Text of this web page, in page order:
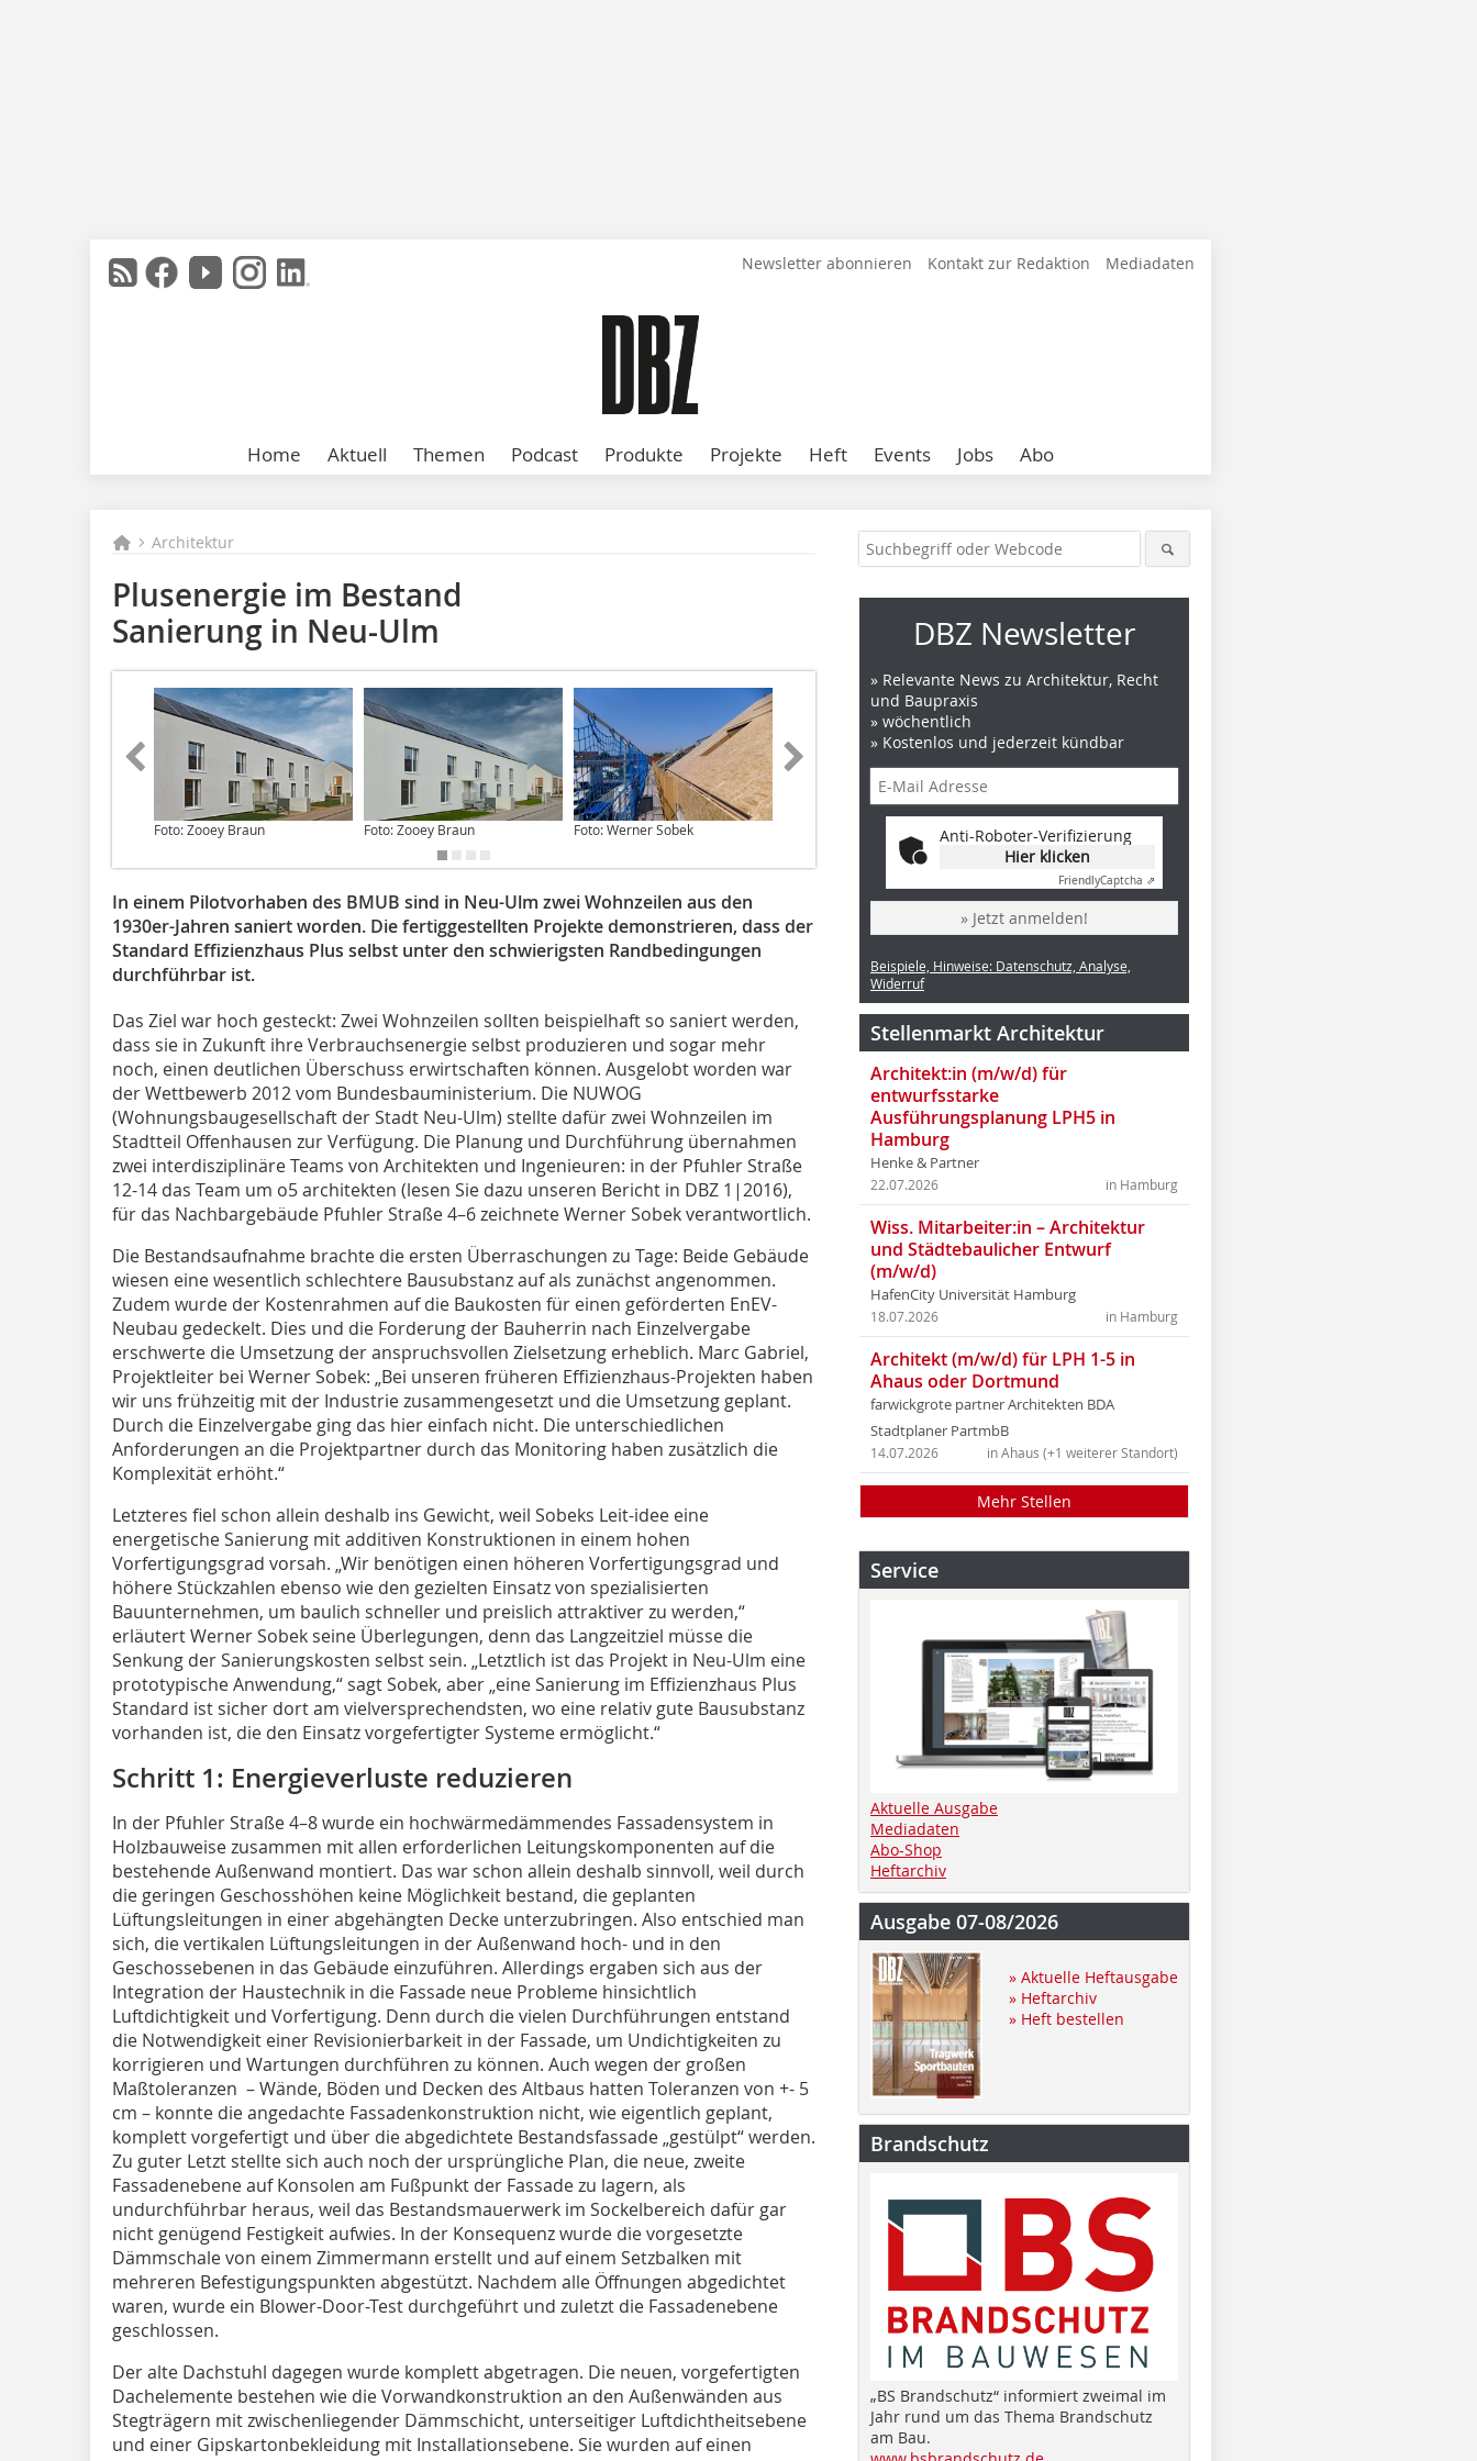
Newsletter abonnieren Kontakt zur Redaktion Mediadaten
Home Aktuell Themen Podcast Produkte Projekte Heft Events Jobs Abo
Architektur
Plusenergie im Bestand
Sanierung in Neu-Ulm
Foto: Zooey Braun Foto: Zooey Braun Foto: Werner Sobek Foto: Thomas Wieckhorst
In einem Pilotvorhaben des BMUB sind in Neu-Ulm zwei Wohnzeilen aus den
1930er-Jahren saniert worden. Die fertiggestellten Projekte demonstrieren, dass der
Standard Effizienzhaus Plus selbst unter den schwierigsten Randbedingungen
durchführbar ist.
Das Ziel war hoch gesteckt: Zwei Wohnzeilen sollten beispielhaft so saniert werden,
dass sie in Zukunft ihre Verbrauchsenergie selbst produzieren und sogar mehr
noch, einen deutlichen Überschuss erwirtschaften können. Ausgelobt worden war
der Wettbewerb 2012 vom Bundesbauministerium. Die NUWOG
(Wohnungsbaugesellschaft der Stadt Neu-Ulm) stellte dafür zwei Wohnzeilen im
Stadtteil Offenhausen zur Verfügung. Die Planung und Durchführung übernahmen
zwei interdisziplinäre Teams von Architekten und Ingenieuren: in der Pfuhler Straße
12-14 das Team um o5 architekten (lesen Sie dazu unseren Bericht in DBZ 1|2016),
für das Nachbargebäude Pfuhler Straße 4–6 zeichnete Werner Sobek verantwortlich.
Die Bestandsaufnahme brachte die ersten Überraschungen zu Tage: Beide Gebäude
wiesen eine wesentlich schlechtere Bausubstanz auf als zunächst angenommen.
Zudem wurde der Kostenrahmen auf die Baukosten für einen geförderten EnEV-
Neubau gedeckelt. Dies und die Forderung der Bauherrin nach Einzelvergabe
erschwerte die Umsetzung der anspruchsvollen Zielsetzung erheblich. Marc Gabriel,
Projektleiter bei Werner Sobek: „Bei unseren früheren Effizienzhaus-Projekten haben
wir uns frühzeitig mit der Industrie zusammengesetzt und die Umsetzung geplant.
Durch die Einzelvergabe ging das hier einfach nicht. Die unterschiedlichen
Anforderungen an die Projektpartner durch das Monitoring haben zusätzlich die
Komplexität erhöht.“
Letzteres fiel schon allein deshalb ins Gewicht, weil Sobeks Leit-idee eine
energetische Sanierung mit additiven Konstruktionen in einem hohen
Vorfertigungsgrad vorsah. „Wir benötigen einen höheren Vorfertigungsgrad und
höhere Stückzahlen ebenso wie den gezielten Einsatz von spezialisierten
Bauunternehmen, um baulich schneller und preislich attraktiver zu werden,“
erläutert Werner Sobek seine Überlegungen, denn das Langzeitziel müsse die
Senkung der Sanierungskosten selbst sein. „Letztlich ist das Projekt in Neu-Ulm eine
prototypische Anwendung,“ sagt Sobek, aber „eine Sanierung im Effizienzhaus Plus
Standard ist sicher dort am vielversprechendsten, wo eine relativ gute Bausubstanz
vorhanden ist, die den Einsatz vorgefertigter Systeme ermöglicht.“
Schritt 1: Energieverluste reduzieren
In der Pfuhler Straße 4–8 wurde ein hochwärmedämmendes Fassadensystem in
Holzbauweise zusammen mit allen erforderlichen Leitungskomponenten auf die
bestehende Außenwand montiert. Das war schon allein deshalb sinnvoll, weil durch
die geringen Geschosshöhen keine Möglichkeit bestand, die geplanten
Lüftungsleitungen in einer abgehängten Decke unterzubringen. Also entschied man
sich, die vertikalen Lüftungsleitungen in der Außenwand hoch- und in den
Geschossebenen in das Gebäude einzuführen. Allerdings ergaben sich aus der
Integration der Haustechnik in die Fassade neue Probleme hinsichtlich
Luftdichtigkeit und Vorfertigung. Denn durch die vielen Durchführungen entstand
die Notwendigkeit einer Revisionierbarkeit in der Fassade, um Undichtigkeiten zu
korrigieren und Wartungen durchführen zu können. Auch wegen der großen
Maßtoleranzen – Wände, Böden und Decken des Altbaus hatten Toleranzen von +- 5
cm – konnte die angedachte Fassadenkonstruktion nicht, wie eigentlich geplant,
komplett vorgefertigt und über die abgedichtete Bestandsfassade „gestülpt“ werden.
Zu guter Letzt stellte sich auch noch der ursprüngliche Plan, die neue, zweite
Fassadenebene auf Konsolen am Fußpunkt der Fassade zu lagern, als
undurchführbar heraus, weil das Bestandsmauerwerk im Sockelbereich dafür gar
nicht genügend Festigkeit aufwies. In der Konsequenz wurde die vorgesetzte
Dämmschale von einem Zimmermann erstellt und auf einem Setzbalken mit
mehreren Befestigungspunkten abgestützt. Nachdem alle Öffnungen abgedichtet
waren, wurde ein Blower-Door-Test durchgeführt und zuletzt die Fassadenebene
geschlossen.
Der alte Dachstuhl dagegen wurde komplett abgetragen. Die neuen, vorgefertigten
Dachelemente bestehen wie die Vorwandkonstruktion an den Außenwänden aus
Stegträgern mit zwischenliegender Dämmschicht, unterseitiger Luftdichtheitsebene
und einer Gipskartonbekleidung mit Installationsebene. Sie wurden auf einen
DBZ Newsletter
Dieser Beitrag hat Ihr Interesse geweckt? Dann
bleiben Sie auf dem Laufenden und melden sich zu
unserem kostenlosen wöchentlichen Newsletter an:
» Bautechnische Fachinformationen
» Rechtliche Fragen
» Aktuelle Veranstaltungshinweise
» jederzeit kündbar
DBZ Newsletter
» Relevante News zu Architektur, Recht
und Baupraxis
» wöchentlich
» Kostenlos und jederzeit kündbar
Anti-Roboter-Verifizierung
Hier klicken
FriendlyCaptcha ⇗
» Jetzt anmelden!
Beispiele, Hinweise: Datenschutz, Analyse,
Widerruf
Stellenmarkt Architektur
Architekt:in (m/w/d) für
entwurfsstarke
Ausführungsplanung LPH5 in
Hamburg
Henke & Partner
in Hamburg
22.07.2026
Wiss. Mitarbeiter:in – Architektur
und Städtebaulicher Entwurf
(m/w/d)
HafenCity Universität Hamburg
in Hamburg
18.07.2026
Architekt (m/w/d) für LPH 1-5 in
Ahaus oder Dortmund
farwickgrote partner Architekten BDA
Stadtplaner PartmbB
in Ahaus (+1 weiterer Standort)
14.07.2026
Mehr Stellen
Service
Aktuelle Ausgabe
Mediadaten
Abo-Shop
Heftarchiv
Ausgabe 07-08/2026
» Aktuelle Heftausgabe
» Heftarchiv
» Heft bestellen
Brandschutz
„BS Brandschutz“ informiert zweimal im
Jahr rund um das Thema Brandschutz
am Bau.